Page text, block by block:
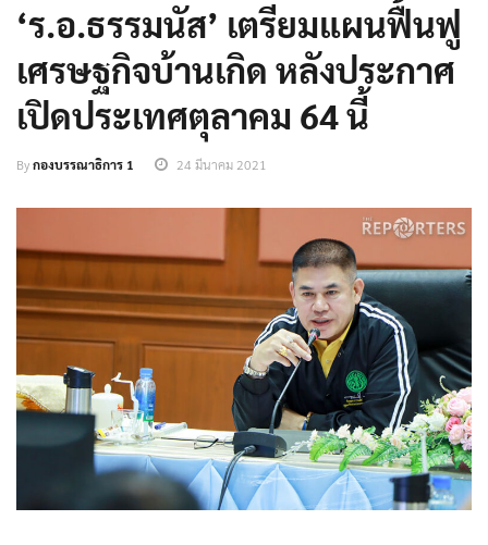
‘ร.อ.ธรรมนัส’ เตรียมแผนฟื้นฟู
เศรษฐกิจบ้านเกิด หลังประกาศ
เปิดประเทศตุลาคม 64 นี้
Byกองบรรณาธิการ 1 24 มีนาคม 2021